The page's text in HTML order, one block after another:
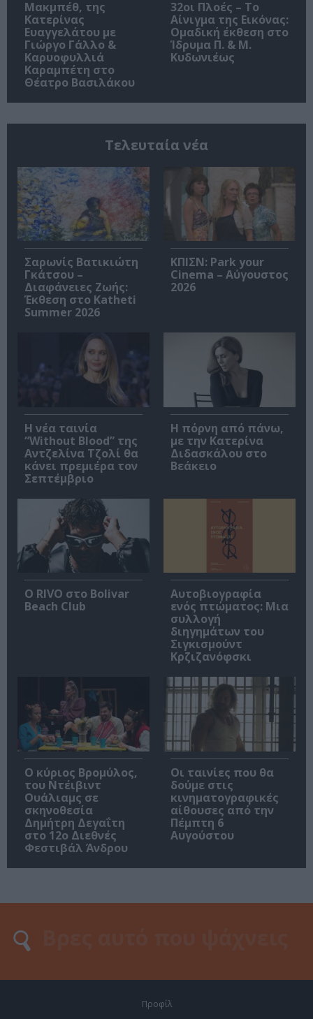
Μακμπέθ, της
Κατερίνας
Ευαγγελάτου με
Γιώργο Γάλλο &
Καρυοφυλλιά
Καραμπέτη στο
Θέατρο Βασιλάκου
32οι Πλοές – Το
Αίνιγμα της Εικόνας:
Ομαδική έκθεση στο
Ίδρυμα Π. & Μ.
Κυδωνιέως
Τελευταία νέα
Σαρωνίς Βατικιώτη
Γκάτσου –
Διαφάνειες Ζωής:
Έκθεση στο Katheti
Summer 2026
ΚΠΙΣΝ: Park your
Cinema – Αύγουστος
2026
Η νέα ταινία
“Without Blood” της
Αντζελίνα Τζολί θα
κάνει πρεμιέρα τον
Σεπτέμβριο
Η πόρνη από πάνω,
με την Κατερίνα
Διδασκάλου στο
Βεάκειο
Ο RIVO στο Bolivar
Beach Club
Αυτοβιογραφία
ενός πτώματος: Μια
συλλογή
διηγημάτων του
Σιγκισμούντ
Κρζιζανόφσκι
O κύριος Βρομύλος,
του Ντέιβιντ
Ουάλιαμς σε
σκηνοθεσία
Δημήτρη Δεγαΐτη
στο 12ο Διεθνές
Φεστιβάλ Άνδρου
Οι ταινίες που θα
δούμε στις
κινηματογραφικές
αίθουσες από την
Πέμπτη 6
Αυγούστου
Προφίλ